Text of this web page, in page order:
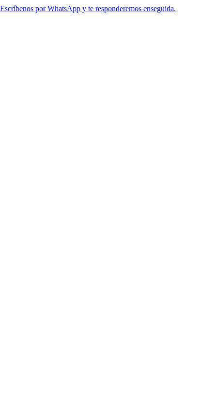
Escríbenos por WhatsApp y te responderemos enseguida.